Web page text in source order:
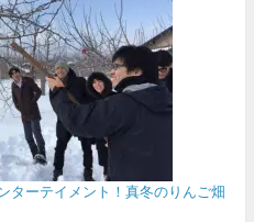
ターテイメント！真冬のりんご畑